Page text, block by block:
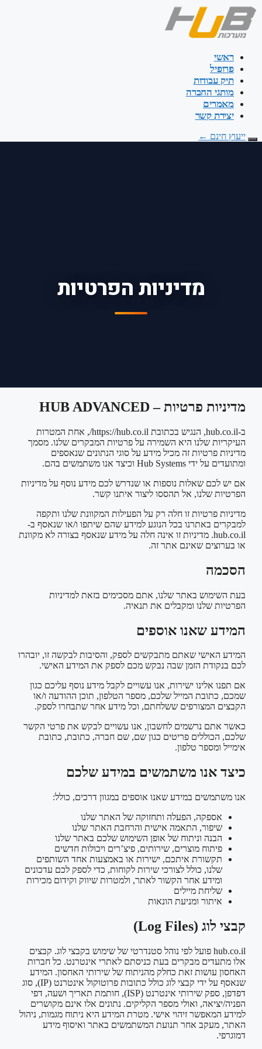
דלג
לתוכן
ראשי
פרופיל
תיק עבודות
מותגי החברה
מאמרים
יצירת קשר
ייעוץ חינם ←
מדיניות הפרטיות
מדיניות פרטיות – HUB ADVANCED
ב-hub.co.il, הנגיש בכתובת https://hub.co.il/, אחת המטרות
העיקריות שלנו היא השמירה על פרטיות המבקרים שלנו. מסמך
מדיניות פרטיות זה מכיל מידע על סוגי הנתונים שנאספים
ומתועדים על ידי Hub Systems וכיצד אנו משתמשים בהם.
אם יש לכם שאלות נוספות או שנדרש לכם מידע נוסף על מדיניות
הפרטיות שלנו, אל תהססו ליצור איתנו קשר.
מדיניות פרטיות זו חלה רק על הפעילות המקוונת שלנו ותקפה
למבקרים באתרנו בכל הנוגע למידע שהם שיתפו ו/או שנאסף ב-
hub.co.il. מדיניות זו אינה חלה על מידע שנאסף בצורה לא מקוונת
או בערוצים שאינם אתר זה.
הסכמה
בעת השימוש באתר שלנו, אתם מסכימים בזאת למדיניות
הפרטיות שלנו ומקבלים את תנאיה.
המידע שאנו אוספים
המידע האישי שאתם מתבקשים לספק, והסיבות לבקשה זו, יובהרו
לכם בנקודת הזמן שבה נבקש מכם לספק את המידע האישי.
אם תפנו אלינו ישירות, אנו עשויים לקבל מידע נוסף עליכם כגון
שמכם, כתובת המייל שלכם, מספר הטלפון, תוכן ההודעה ו/או
הקבצים המצורפים ששלחתם, וכל מידע אחר שתבחרו לספק.
כאשר אתם נרשמים לחשבון, אנו עשויים לבקש את פרטי הקשר
שלכם, הכוללים פריטים כגון שם, שם חברה, כתובת, כתובת
אימייל ומספר טלפון.
כיצד אנו משתמשים במידע שלכם
אנו משתמשים במידע שאנו אוספים במגוון דרכים, כולל:
אספקה, הפעלה ותחזוקה של האתר שלנו
שיפור, התאמה אישית והרחבת האתר שלנו
הבנה וניתוח של אופן השימוש שלכם באתר שלנו
פיתוח מוצרים, שירותים, פיצ’רים ויכולות חדשים
תקשורת איתכם, ישירות או באמצעות אחד השותפים
שלנו, כולל לצורכי שירות לקוחות, כדי לספק לכם עדכונים
ומידע אחר הקשור לאתר, ולמטרות שיווק וקידום מכירות
שליחת מיילים
איתור ומניעת הונאות
קבצי לוג (Log Files)
hub.co.il פועל לפי נוהל סטנדרטי של שימוש בקבצי לוג. קבצים
אלו מתעדים מבקרים בעת כניסתם לאתרי אינטרנט. כל חברות
האחסון עושות זאת כחלק מהניתוח של שירותי האחסון. המידע
שנאסף על ידי קבצי לוג כולל כתובות פרוטוקול אינטרנט (IP), סוג
דפדפן, ספק שירותי אינטרנט (ISP), חותמת תאריך ושעה, דפי
הפניה/יציאה, ואולי מספר הקליקים. נתונים אלו אינם מקושרים
למידע המאפשר זיהוי אישי. מטרת המידע היא ניתוח מגמות, ניהול
האתר, מעקב אחר תנועת המשתמשים באתר ואיסוף מידע
דמוגרפי.